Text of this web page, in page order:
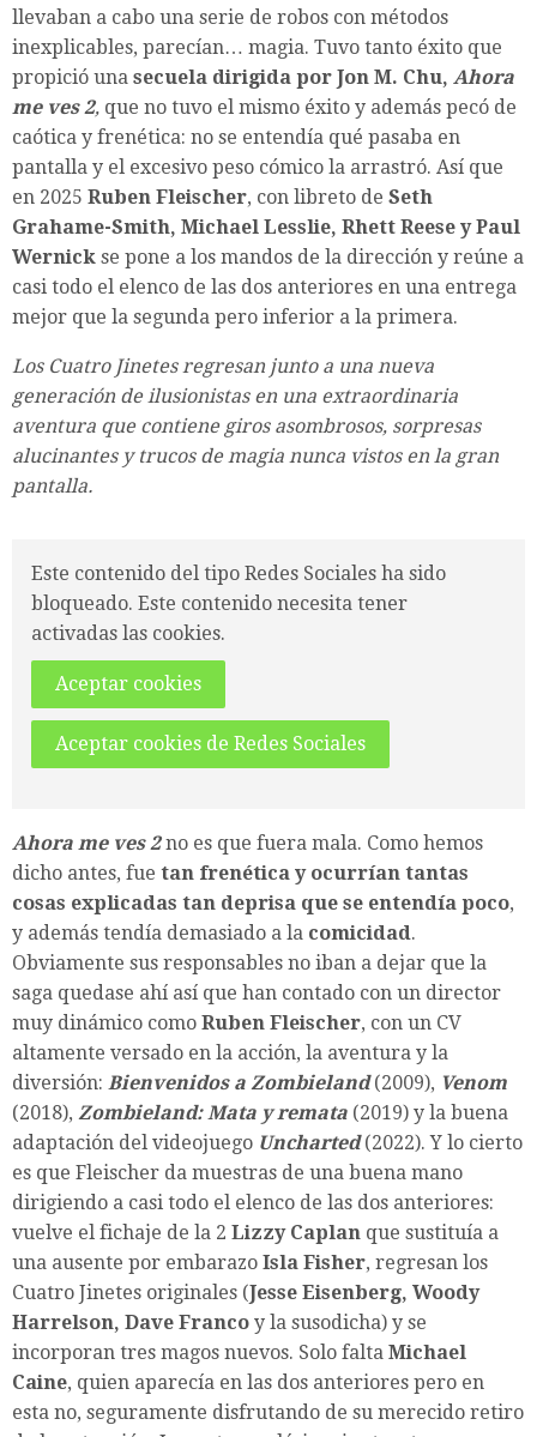
llevaban a cabo una serie de robos con métodos
inexplicables, parecían… magia. Tuvo tanto éxito que
propició una secuela dirigida por Jon M. Chu, Ahora
me ves 2, que no tuvo el mismo éxito y además pecó de
caótica y frenética: no se entendía qué pasaba en
pantalla y el excesivo peso cómico la arrastró. Así que
en 2025 Ruben Fleischer, con libreto de Seth
Grahame-Smith, Michael Lesslie, Rhett Reese y Paul
Wernick se pone a los mandos de la dirección y reúne a
casi todo el elenco de las dos anteriores en una entrega
mejor que la segunda pero inferior a la primera.
Los Cuatro Jinetes regresan junto a una nueva
generación de ilusionistas en una extraordinaria
aventura que contiene giros asombrosos, sorpresas
alucinantes y trucos de magia nunca vistos en la gran
pantalla.
Este contenido del tipo Redes Sociales ha sido
bloqueado. Este contenido necesita tener
activadas las cookies.
Aceptar cookies
Aceptar cookies de Redes Sociales
Ahora me ves 2no es que fuera mala. Como hemos
dicho antes, fue tan frenética y ocurrían tantas
cosas explicadas tan deprisa que se entendía poco,
y además tendía demasiado a la comicidad.
Obviamente sus responsables no iban a dejar que la
saga quedase ahí así que han contado con un director
muy dinámico como Ruben Fleischer, con un CV
altamente versado en la acción, la aventura y la
diversión: Bienvenidos a Zombieland(2009), Venom
(2018), Zombieland: Mata y remata (2019) y la buena
adaptación del videojuego Uncharted(2022). Y lo cierto
es que Fleischer da muestras de una buena mano
dirigiendo a casi todo el elenco de las dos anteriores:
vuelve el fichaje de la 2 Lizzy Caplan que sustituía a
una ausente por embarazo Isla Fisher, regresan los
Cuatro Jinetes originales (Jesse Eisenberg, Woody
Harrelson, Dave Franco y la susodicha) y se
incorporan tres magos nuevos. Solo falta Michael
Caine, quien aparecía en las dos anteriores pero en
esta no, seguramente disfrutando de su merecido retiro